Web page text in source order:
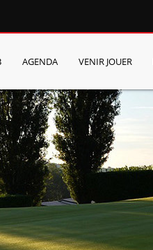
AGENDA VENIR JOUER